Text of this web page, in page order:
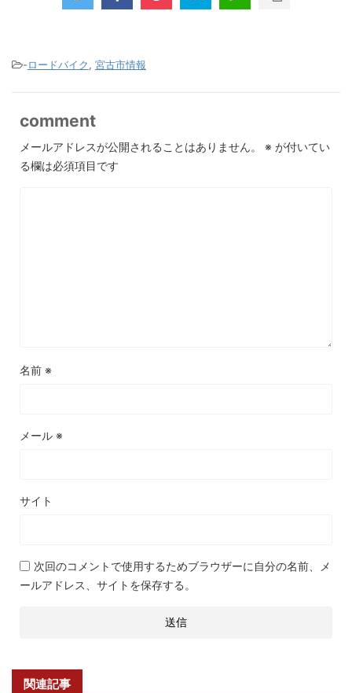
-ロードバイク, 宮古市情報
comment
メールアドレスが公開されることはありません。 ※ が付いてい
る欄は必須項目です
名前 ※
メール ※
サイト
次回のコメントで使用するためブラウザーに自分の名前、メ
ールアドレス、サイトを保存する。
関連記事